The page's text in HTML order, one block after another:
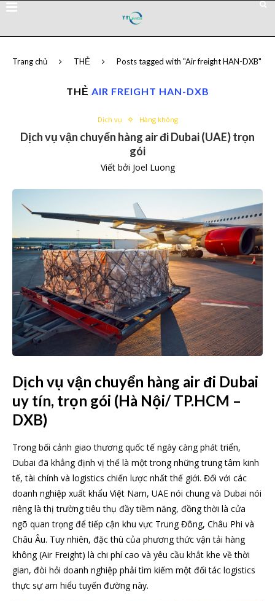
Trang chủ THẺ Posts tagged with "Air freight HAN-DXB"
THẺ AIR FREIGHT HAN-DXB
Dịch vụ Hàng không
Dịch vụ vận chuyển hàng air đi Dubai (UAE) trọn
gói
Viết bởi Joel Luong
Dịch vụ vận chuyển hàng air đi Dubai
uy tín, trọn gói (Hà Nội/ TP.HCM –
DXB)
Trong bối cảnh giao thương quốc tế ngày càng phát triển,
Dubai đã khẳng định vị thế là một trong những trung tâm kinh
tế, tài chính và logistics chiến lược nhất thế giới. Đối với các
doanh nghiệp xuất khẩu Việt Nam, UAE nói chung và Dubai nói
riêng là thị trường tiêu thụ đầy tiềm năng, đồng thời là cửa
ngõ quan trọng để tiếp cận khu vực Trung Đông, Châu Phi và
Châu Âu. Tuy nhiên, đặc thù của phương thức vận tải hàng
không (Air Freight) là chi phí cao và yêu cầu khắt khe về thời
gian, đòi hỏi doanh nghiệp phải tìm kiếm một đối tác logistics
thực sự am hiểu tuyến đường này.